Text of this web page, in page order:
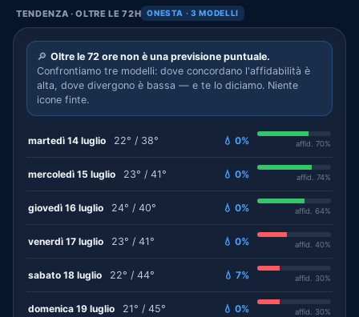
TENDENZA · OLTRE LE 72H ONESTA · 3 MODELLI
🔎 Oltre le 72 ore non è una previsione puntuale.
Confrontiamo tre modelli: dove concordano l'affidabilità è
alta, dove divergono è bassa — e te lo diciamo. Niente
icone finte.
martedì 14 luglio 22° / 38° 💧 0% affid. 70%
mercoledì 15 luglio 23° / 41° 💧 0% affid. 74%
giovedì 16 luglio 24° / 40° 💧 0% affid. 64%
venerdì 17 luglio 23° / 41° 💧 0% affid. 40%
sabato 18 luglio 22° / 44° 💧 7% affid. 30%
domenica 19 luglio 21° / 45° 💧 0% affid. 30%